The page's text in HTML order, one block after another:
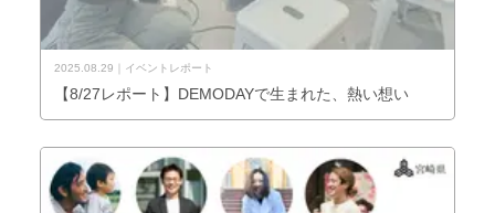
2025.08.29 イベントレポート
【8/27レポート】DEMODAYで生まれた、熱い想い